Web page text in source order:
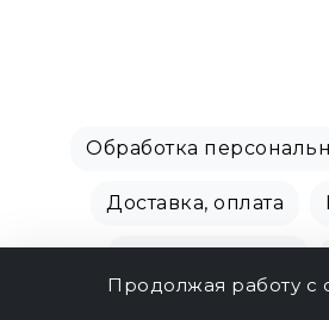
Обработка
Доставка, оплата
Продолжая работу с